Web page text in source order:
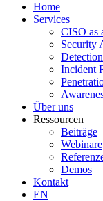
Home
Services
CISO as
Security
Incident
Über uns
Ressourcen
Beiträge
Webinare
Demos
Kontakt
EN